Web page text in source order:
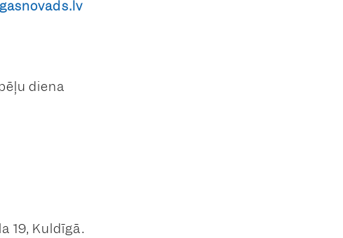
diena
19, Kuldīgā.